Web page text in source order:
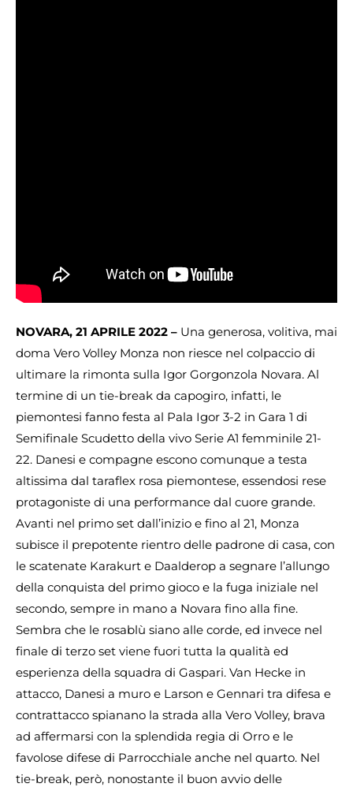
NOVARA, 21 APRILE 2022 – Una generosa, volitiva, mai
doma Vero Volley Monza non riesce nel colpaccio di
ultimare la rimonta sulla Igor Gorgonzola Novara. Al
termine di un tie-break da capogiro, infatti, le
piemontesi fanno festa al Pala Igor 3-2 in Gara 1 di
Semifinale Scudetto della vivo Serie A1 femminile 21-
22. Danesi e compagne escono comunque a testa
altissima dal taraflex rosa piemontese, essendosi rese
protagoniste di una performance dal cuore grande.
Avanti nel primo set dall’inizio e fino al 21, Monza
subisce il prepotente rientro delle padrone di casa, con
le scatenate Karakurt e Daalderop a segnare l’allungo
della conquista del primo gioco e la fuga iniziale nel
secondo, sempre in mano a Novara fino alla fine.
Sembra che le rosablù siano alle corde, ed invece nel
finale di terzo set viene fuori tutta la qualità ed
esperienza della squadra di Gaspari. Van Hecke in
attacco, Danesi a muro e Larson e Gennari tra difesa e
contrattacco spianano la strada alla Vero Volley, brava
ad affermarsi con la splendida regia di Orro e le
favolose difese di Parrocchiale anche nel quarto. Nel
tie-break, però, nonostante il buon avvio delle